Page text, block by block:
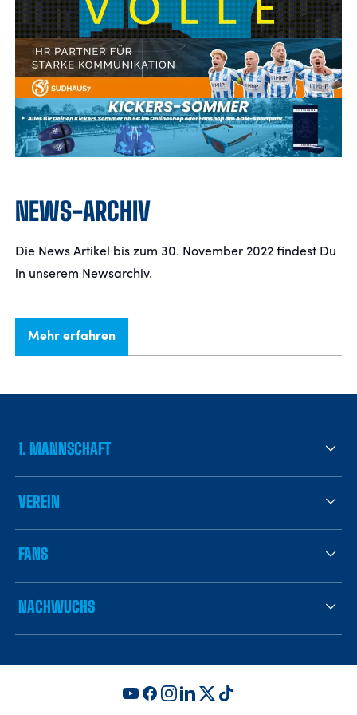
NEWS-ARCHIV
Die News Artikel bis zum 30. November 2022 findest Du
in unserem Newsarchiv.
Mehr erfahren
1. MANNSCHAFT
VEREIN
FANS
NACHWUCHS